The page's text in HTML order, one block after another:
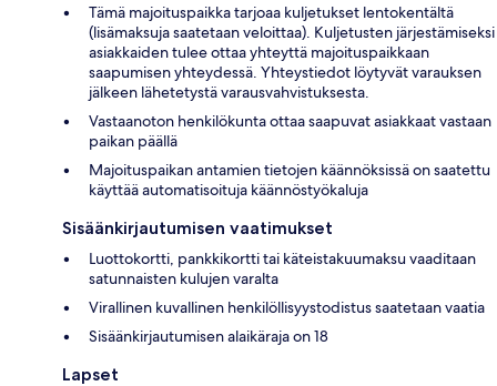
Tämä majoituspaikka tarjoaa kuljetukset lentokentältä
(lisämaksuja saatetaan veloittaa). Kuljetusten järjestämiseksi
asiakkaiden tulee ottaa yhteyttä majoituspaikkaan
saapumisen yhteydessä. Yhteystiedot löytyvät varauksen
jälkeen lähetetystä varausvahvistuksesta.
Vastaanoton henkilökunta ottaa saapuvat asiakkaat vastaan
paikan päällä
Majoituspaikan antamien tietojen käännöksissä on saatettu
käyttää automatisoituja käännöstyökaluja
Sisäänkirjautumisen vaatimukset
Luottokortti, pankkikortti tai käteistakuumaksu vaaditaan
satunnaisten kulujen varalta
Virallinen kuvallinen henkilöllisyystodistus saatetaan vaatia
Sisäänkirjautumisen alaikäraja on 18
Lapset